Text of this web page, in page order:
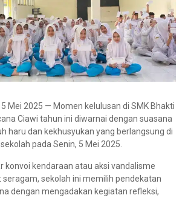
Mei 2025 — Momen kelulusan di SMK Bhakti
Ciawi tahun ini diwarnai dengan suasana
haru dan kekhusyukan yang berlangsung di
pada Senin, 5 Mei 2025.
konvoi kendaraan atau aksi vandalisme
sekolah ini memilih pendekatan
dengan mengadakan kegiatan refleksi,